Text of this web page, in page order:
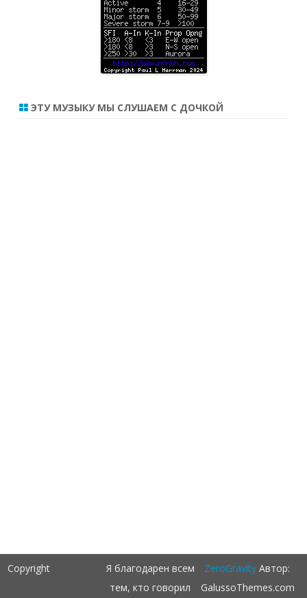
ЭТУ МУЗЫКУ МЫ СЛУШАЕМ С ДОЧКОЙ
Copyright
Я благодарен всем
тем, кто говорил
ZeroGravityАвтор:
GalussoThemes.com